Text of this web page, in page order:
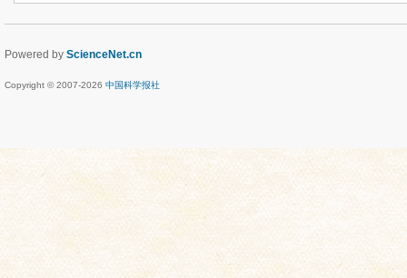
Powered by ScienceNet.cn
Copyright © 2007-2026 中国科学报社